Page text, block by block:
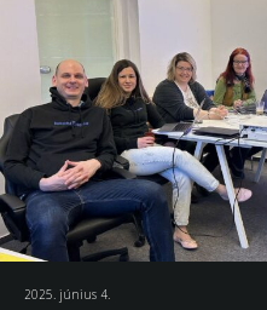
2025. június 4.